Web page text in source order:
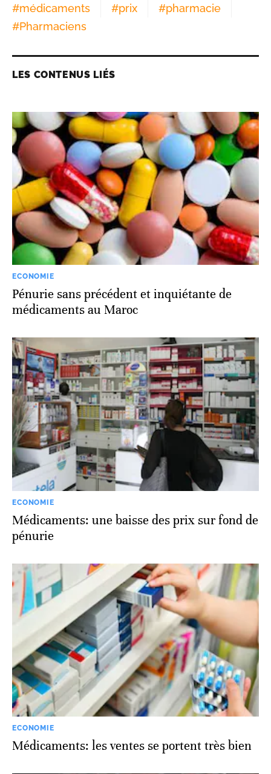
#médicaments #prix #pharmacie
#Pharmaciens
LES CONTENUS LIÉS
ECONOMIE
Pénurie sans précédent et inquiétante de
médicaments au Maroc
ECONOMIE
Médicaments: une baisse des prix sur fond de
pénurie
ECONOMIE
Médicaments: les ventes se portent très bien